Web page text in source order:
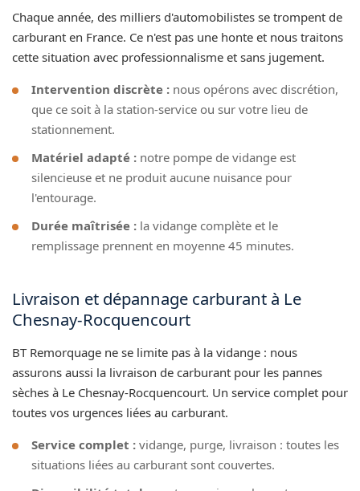
Chaque année, des milliers d'automobilistes se trompent de
carburant en France. Ce n'est pas une honte et nous traitons
cette situation avec professionnalisme et sans jugement.
Intervention discrète : nous opérons avec discrétion,
que ce soit à la station-service ou sur votre lieu de
stationnement.
Matériel adapté : notre pompe de vidange est
silencieuse et ne produit aucune nuisance pour
l'entourage.
Durée maîtrisée : la vidange complète et le
remplissage prennent en moyenne 45 minutes.
Livraison et dépannage carburant à Le
Chesnay-Rocquencourt
BT Remorquage ne se limite pas à la vidange : nous
assurons aussi la livraison de carburant pour les pannes
sèches à Le Chesnay-Rocquencourt. Un service complet pour
toutes vos urgences liées au carburant.
Service complet : vidange, purge, livraison : toutes les
situations liées au carburant sont couvertes.